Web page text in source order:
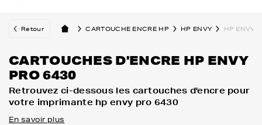
Retour CARTOUCHE ENCRE HP HP ENVY HP ENVY
CARTOUCHES D'ENCRE HP ENVY
PRO 6430
Retrouvez ci-dessous les cartouches d'encre pour
votre imprimante hp envy pro 6430
En savoir plus